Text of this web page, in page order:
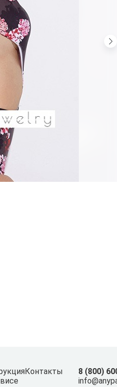
Контакты
8 (800)